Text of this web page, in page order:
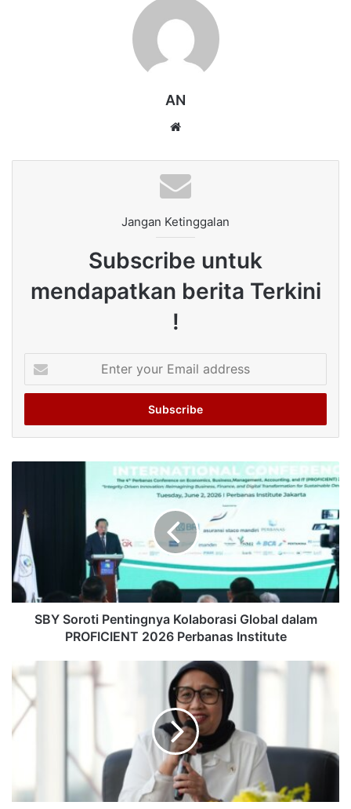
AN
Jangan Ketinggalan
Subscribe untuk
mendapatkan berita Terkini
!
your
Email
SBY Soroti Pentingnya Kolaborasi Global dalam
PROFICIENT 2026 Perbanas Institute